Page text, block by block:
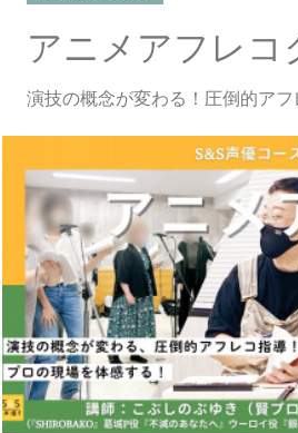
演技の概念が変わる！圧倒的アフ